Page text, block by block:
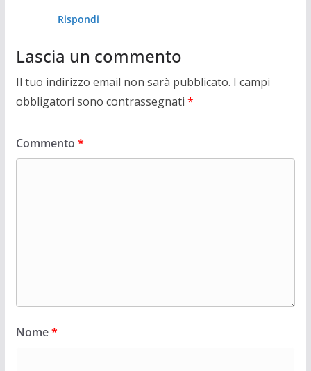
Rispondi
Lascia un commento
Il tuo indirizzo email non sarà pubblicato. I campi
obbligatori sono contrassegnati *
Commento *
Nome*